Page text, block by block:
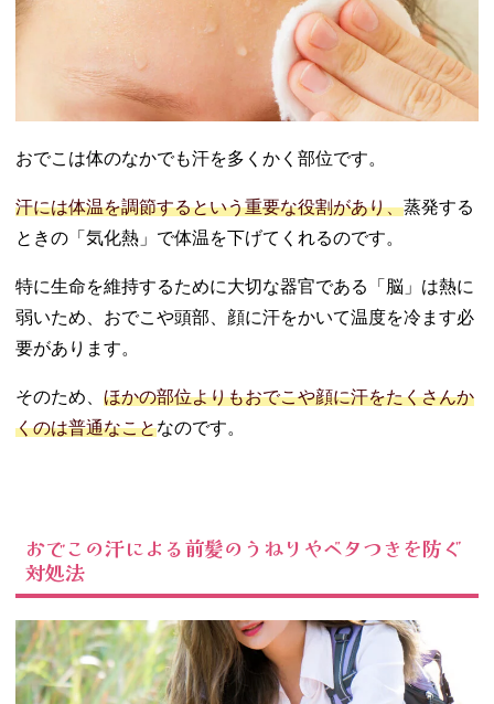
− お直しア
髪をもとに
戻す！
原因は？
トレス
− 運動不足
響
− 顔面多汗
症の可能性
04. おでこの汗を
止める方法はあ
動する
− ストレス
− 首周りを
冷やす
− 生活リズ
おでこは体のなかでも汗を多くかく部位です。
汗には体温を調節するという重要な役割があり、蒸発する
ときの「気化熱」で体温を下げてくれるのです。
特に生命を維持するために大切な器官である「脳」は熱に
弱いため、おでこや頭部、顔に汗をかいて温度を冷ます必
要があります。
そのため、 ほかの部位よりもおでこや顔に汗をたくさんか
くのは普通なことなのです。
おでこの汗による前髪のうねりやベタつきを防ぐ
対処法